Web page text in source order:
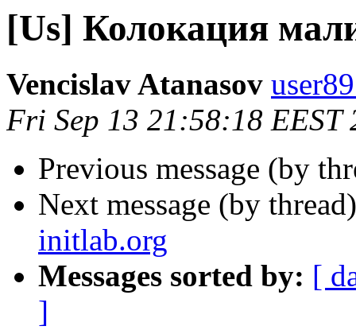
[Us] Колокация
Vencislav Atanasov
Fri Sep 13 21:58:18 EEST
Previous message (by
Next message (by
initlab.org
Messages sorted by: [
]